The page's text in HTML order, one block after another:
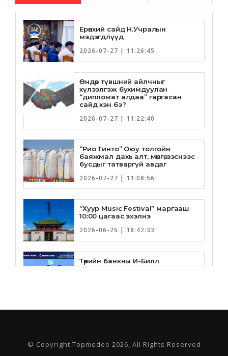
Ерөнхий сайд Н.Учралын
мэдэгдлүүд
2026-07-27 | 11:26:45
Өндөр түвшний айлчныг
хүлээлгэж бухимдуулан
“дипломат алдаа” гаргасан
сайд хэн бэ?
2026-07-27 | 11:22:40
“Рио Тинто” Оюу толгойн
баяжмал дахь алт, мөнгө, зэснээс
бусдыг татваргүй авдаг
2026-07-27 | 11:08:56
“Хуур Music Festival” маргааш
10:00 цагаас эхэлнэ
2026-06-25 | 18:42:33
Төрийн банкны И-Билл
үйлчилгээнд Голомт банк
шинэчлэн байгууллаа
© Copyright Topmedee 2026, All Rights Reserved